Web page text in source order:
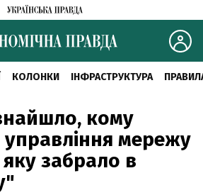
КОЛОНКИ ІНФРАСТРУКТУРА
кому
управління мережу
забрало в